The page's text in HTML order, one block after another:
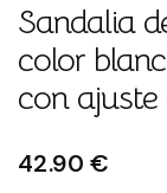
Sandalia
color
con ajuste
42.90 €